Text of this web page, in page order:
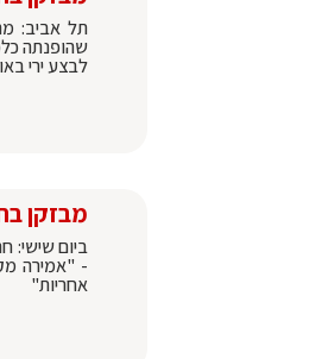
תל אביב:
לבצע ירי באוויר. 39 מפירי סדר נעצרו
מבזקן
ביום שישי:
- "אמירה
אחריות"